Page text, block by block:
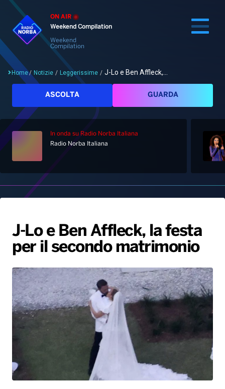
ON AIR
Weekend Compilation
Weekend
Compilation
Cerca
Home
Palinsesto
Hit Dance
Giochi&Concorsi
PALATOUR
Notizie
Locali
Musica e Spettacolo
Sport
Radio Norba Consiglia
Leggerissime
Playlist
Generale
Novità
Notiziario
Interviste
Oroscopo
Speciale Astrabilia 2026
Gallery
Radio Norba News TV
Voce al Bari
Battiti Live 2026
Gallery
Home/ Notizie / Leggerissime / J-Lo e Ben Affleck,...
ASCOLTA GUARDA
In onda su Radio Norba Italiana
Radio Norba Italiana
J-Lo e Ben Affleck, la festa
per il secondo matrimonio